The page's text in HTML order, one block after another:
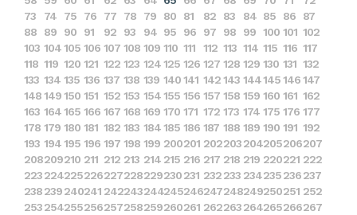
73
74 75 76 77 78 79 80 81 82 83 84 85 86
87
88
89 90 91 92 93 94 95 96 97 98 99 100 101 102
103 104105 106 107 108 109 110 111 112 113 114 115 116 117
118 119 120 121 122 123 124125 126 127 128 129 130 131 132
133 134 135 136 137 138 139 140141 142143 144145146147
148149150 151 152 153 154155 156 157 158 159 160 161 162
163 164165 166 167 168 169 170 171 172 173 174 175 176 177
178 179 180 181 182 183 184185 186 187 188 189 190 191 192
193 194195 196 197 198 199 200201 202203204205206207
208209210 211 212 213 214 215 216 217 218 219 220221 222
223224225226227228229230231 232233 234235236237
238239240241 242243244245246247248249250251 252
253254255256257258259260261 262263264265266267